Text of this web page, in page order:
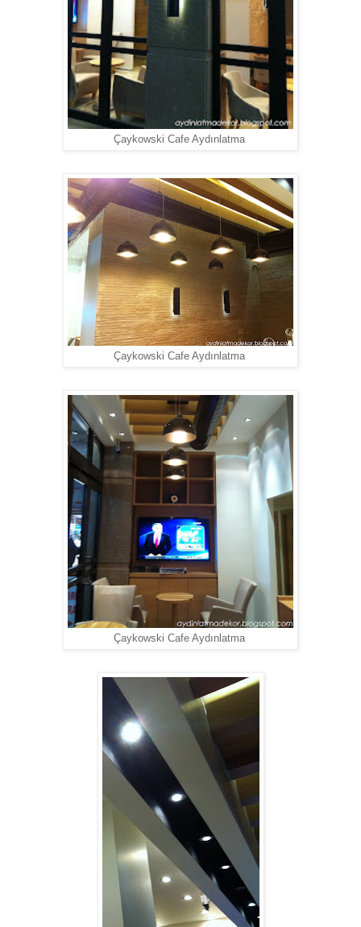
Çaykowski Cafe Aydınlatma
Çaykowski Cafe Aydınlatma
Çaykowski Cafe Aydınlatma